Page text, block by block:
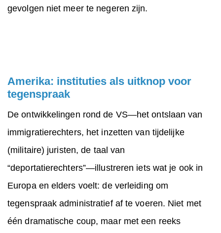
gevolgen niet meer te negeren zijn.
Amerika: instituties als uitknop voor
tegenspraak
De ontwikkelingen rond de VS—het ontslaan van
immigratierechters, het inzetten van tijdelijke
(militaire) juristen, de taal van
“deportatierechters”—illustreren iets wat je ook in
Europa en elders voelt: de verleiding om
tegenspraak administratief af te voeren. Niet met
één dramatische coup, maar met een reeks